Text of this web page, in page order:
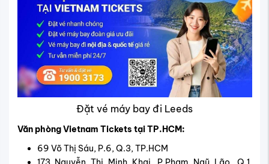
Đặt vé máy bay đi Leeds
Văn phòng Vietnam Tickets tại TP.HCM:
69 Võ Thị Sáu, P.6, Q.3, TP.HCM